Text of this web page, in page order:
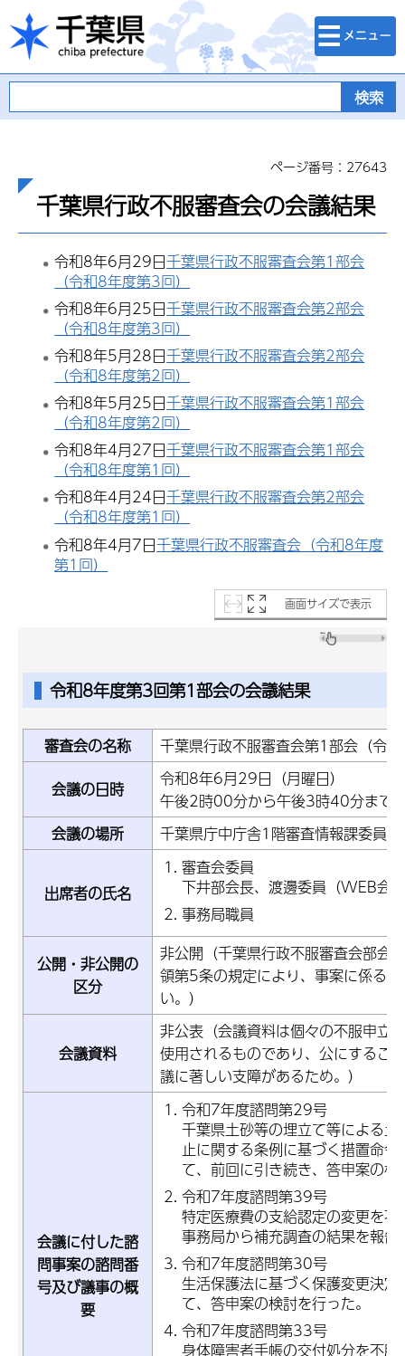
千葉県
検索・メニュ
ー
ページ番号：27643
千葉県行政不服審査会の会議結果
令和8年6月29日千葉県行政不服審査会第1部会
（令和8年度第3回）
令和8年6月25日千葉県行政不服審査会第2部会
（令和8年度第3回）
令和8年5月28日千葉県行政不服審査会第2部会
（令和8年度第2回）
令和8年5月25日千葉県行政不服審査会第1部会
（令和8年度第2回）
令和8年4月27日千葉県行政不服審査会第1部会
（令和8年度第1回）
令和8年4月24日千葉県行政不服審査会第2部会
（令和8年度第1回）
令和8年4月7日千葉県行政不服審査会（令和8年度
第1回）
画面サイズで表示
令和8年度第3回第1部会の会議結果
審査会の名称
千葉県行政不服審査会第1部会（令
会議の日時
令和8年6月29日（月曜日）
午後2時00分から午後3時40分まで
会議の場所
千葉県庁中庁舎1階審査情報課委員
出席者の氏名
審査会委員
下井部会長、渡邊委員（WEB会
事務局職員
公開・非公開の
区分
非公開（千葉県行政不服審査会部会
領第5条の規定により、事案に係る
い。）
会議資料
非公表（会議資料は個々の不服申立
使用されるものであり、公にするこ
議に著しい支障があるため。）
会議に付した諮
問事案の諮問番
号及び議事の概
要
令和7年度諮問第29号
千葉県土砂等の埋立て等による
止に関する条例に基づく措置命
て、前回に引き続き、答申案の検
令和7年度諮問第39号
特定医療費の支給認定の変更を
事務局から補充調査の結果を報
令和7年度諮問第30号
生活保護法に基づく保護変更決
て、答申案の検討を行った。
令和7年度諮問第33号
身体障害者手帳の交付処分を不